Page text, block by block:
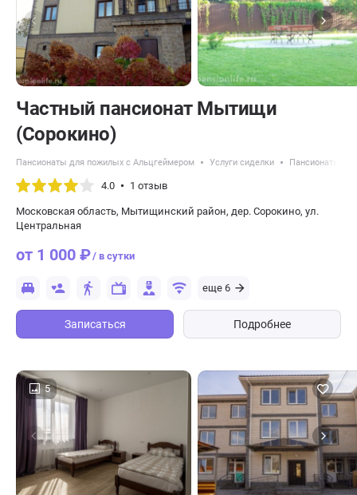
Частный пансионат Мытищи
(Сорокино)
Пансионаты для пожилых с Альцгеймером Услуги сиделки Пансионаты
4.0 1 отзыв
Московская область, Мытищинский район, дер. Сорокино, ул.
Центральная
от 1 000 ₽/ в сутки
еще 6
Записаться Подробнее
5